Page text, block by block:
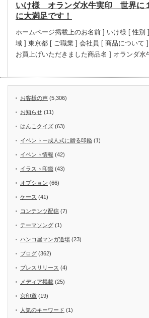
いけ様 オランダ水牛実印 世界に
に大満足です！
ホームページ掲載上のお名前 ] いけ様 [ 性別
域 ] 東京都 [ ご職業 ] 会社員 [ 商品について
お買上げいただきました商品名 ] オランダ水
お客様の声 (5,306)
お知らせ (11)
はんこクイズ (63)
イベントー成人式に贈る印鑑 (1)
イベント情報 (42)
イラスト印鑑 (43)
オプション (66)
ケース (41)
コンテンツ配信 (7)
テーマソング (1)
ハンコ屋マンガ道場 (23)
ブログ (362)
プレスリリース (4)
メディア掲載 (25)
京印章 (19)
人気のキーワード (1)